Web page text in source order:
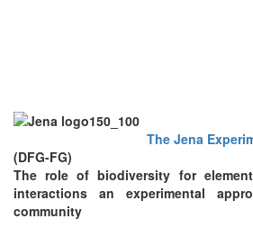
The Jena
(DFG-FG)
The role of biodiversity for
interactions an experimental
community